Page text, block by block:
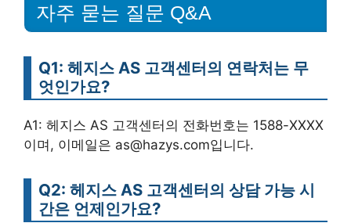
자주 묻는 질문 Q&A
Q1: 헤지스 AS 고객센터의 연락처는 무
엇인가요?
A1: 헤지스 AS 고객센터의 전화번호는 1588-XXXX
이며, 이메일은 as@hazys.com입니다.
Q2: 헤지스 AS 고객센터의 상담 가능 시
간은 언제인가요?